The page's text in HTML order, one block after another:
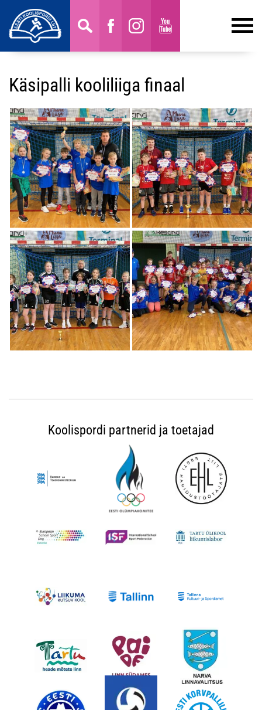
Käsipalli kooliliiga finaal
Koolispordi partnerid ja toetajad